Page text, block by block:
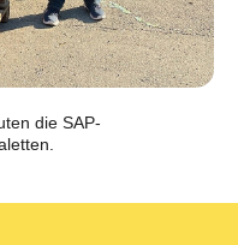
die SAP-